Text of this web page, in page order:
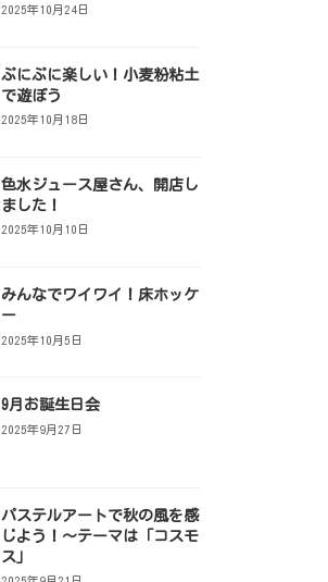
2025年10月24日
ぷにぷに楽しい！小麦粉粘土
で遊ぼう
2025年10月18日
色水ジュース屋さん、開店し
ました！
2025年10月10日
みんなでワイワイ！床ホッケ
ー
2025年10月5日
9月お誕生日会
2025年9月27日
パステルアートで秋の風を感
じよう！〜テーマは「コスモ
ス」